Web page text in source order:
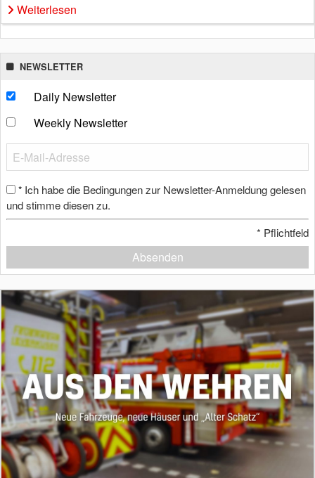
Weiterlesen
NEWSLETTER
Daily Newsletter
Weekly Newsletter
* Ich habe die Bedingungen zur Newsletter-Anmeldung gelesen
und stimme diesen zu.
* Pflichtfeld
Absenden